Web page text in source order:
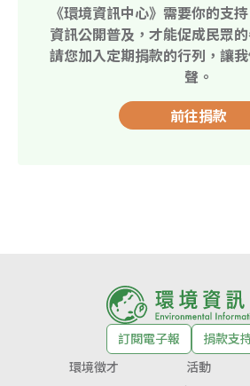
《環境資訊中心》需要你的支
資訊公開普及，才能促成民眾
請您加入定期捐款的行列，讓
聲。
前往捐款
訂閱電子報
捐款支
環境徵才
活動